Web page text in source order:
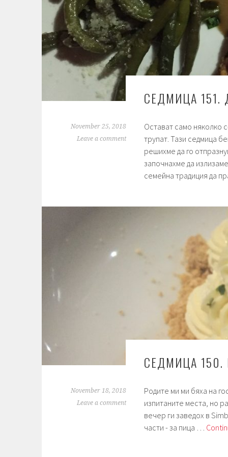
СЕДМИЦА 151.
November 25, 2018
Leave a comment
Остават само няколко
трупат. Тази седмица
решихме да го
започнахме да
семейна традиция да
СЕДМИЦА 150.
November 18, 2018
Leave a comment
Родите ми ми бяха на
изпитаните места, но
вечер ги заведох в
части - за пица …